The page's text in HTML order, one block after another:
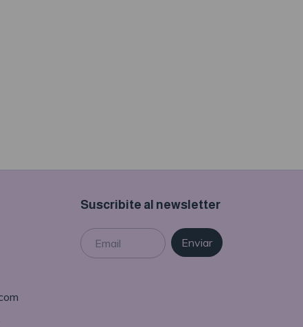
Suscribite al newsletter